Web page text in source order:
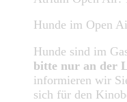
Hunde im Open
Hunde sind im
bitte nur an der
informieren wir
sich für den